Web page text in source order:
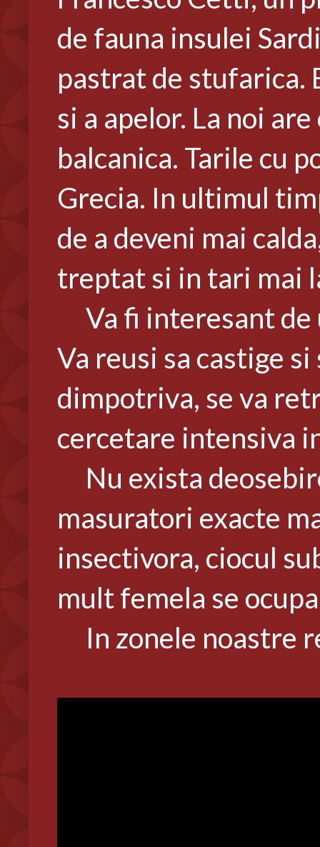
de fauna insulei
pastrat de stufarica.
si a apelor. La noi
balcanica. Tarile cu
Grecia. In ultimul
de a deveni mai
treptat si in tari mai
Va fi interesant de
Va reusi sa castige
dimpotriva, se va
cercetare intensiva
Nu exista
masuratori exacte
insectivora, ciocul
mult femela se
In zonele noastre